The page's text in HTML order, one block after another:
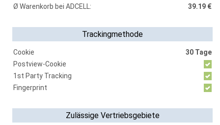
Ø Warenkorb bei ADCELL:
39.19 €
Trackingmethode
Cookie
30 Tage
Postview-Cookie
1st Party Tracking
Fingerprint
Zulässige Vertriebsgebiete